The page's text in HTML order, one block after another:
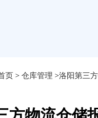
页 > 仓库管理 >洛阳第三方物流